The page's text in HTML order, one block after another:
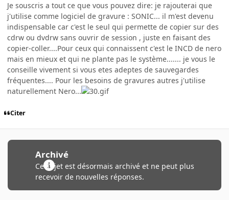
Je souscris a tout ce que vous pouvez dire: je rajouterai que
j'utilise comme logiciel de gravure : SONIC... il m'est devenu
indispensable car c'est le seul qui permette de copier sur des
cdrw ou dvdrw sans ouvrir de session , juste en faisant des
copier-coller....Pour ceux qui connaissent c'est le INCD de nero
mais en mieux et qui ne plante pas le système....... je vous le
conseille vivement si vous etes adeptes de sauvegardes
fréquentes.... Pour les besoins de gravures autres j'utilise
naturellement Nero...
Citer
Archivé
Ce sujet est désormais archivé et ne peut plus
recevoir de nouvelles réponses.